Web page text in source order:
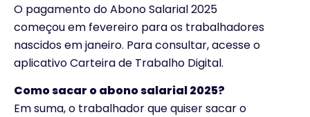
O pagamento do Abono Salarial 2025
começou em fevereiro para os trabalhadores
nascidos em janeiro. Para consultar, acesse o
aplicativo Carteira de Trabalho Digital.
Como sacar o abono salarial 2025?
Em suma, o trabalhador que quiser sacar o